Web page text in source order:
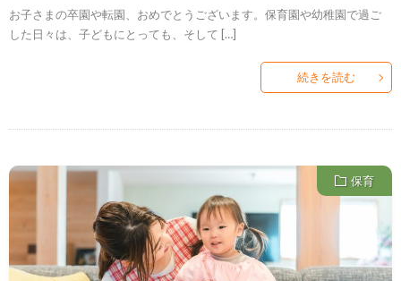
お子さまの卒園や転園、おめでとうございます。保育園や幼稚園で過ご
した日々は、子どもにとっても、そして […]
続きを読む
保育